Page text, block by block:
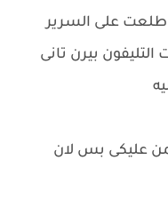
على السرير
بيرن تانى
عليكى بس لان